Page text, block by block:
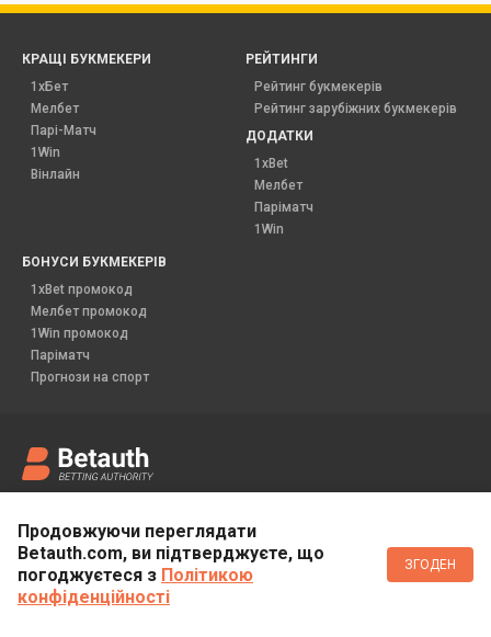
Продовжуючи переглядати
Betauth.com, ви підтверджуєте, що
погоджуєтеся з Політикою
конфіденційності
ЗГОДЕН
Для осіб старше 18 років
Сайт є інформаційним ресурсом і не надає можливості здійснювати
ставки, а також отримувати виграші. На сайті відсутня можливість
участі або проведення азартних ігор.
КРАЩІ БУКМЕКЕРИ
1хБет
Мелбет
Парі-Матч
1Win
Вінлайн
РЕЙТИНГИ
Рейтинг букмекерів
Рейтинг зарубіжних букмекерів
ДОДАТКИ
1xBet
Мелбет
Паріматч
1Win
БОНУСИ БУКМЕКЕРІВ
1xBet промокод
Мелбет промокод
1Win промокод
Паріматч
Прогнози на спорт